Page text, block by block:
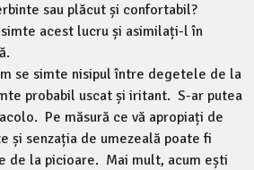
sau plăcut și confortabil?
acest lucru și asimilați-l în
se simte nisipul între degetele de la
probabil uscat și iritant. S-ar putea
Pe măsură ce vă apropiați de
și senzația de umezeală poate fi
de la picioare. Mai mult, acum ești